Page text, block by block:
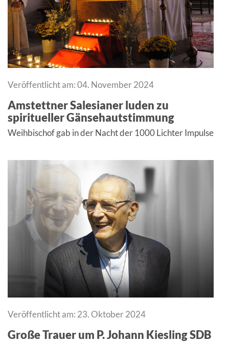
Veröffentlicht am: 04. November 2024
Amstettner Salesianer luden zu
spiritueller Gänsehautstimmung
Weihbischof gab in der Nacht der 1000 Lichter Impulse
Veröffentlicht am: 23. Oktober 2024
Große Trauer um P. Johann Kiesling SDB